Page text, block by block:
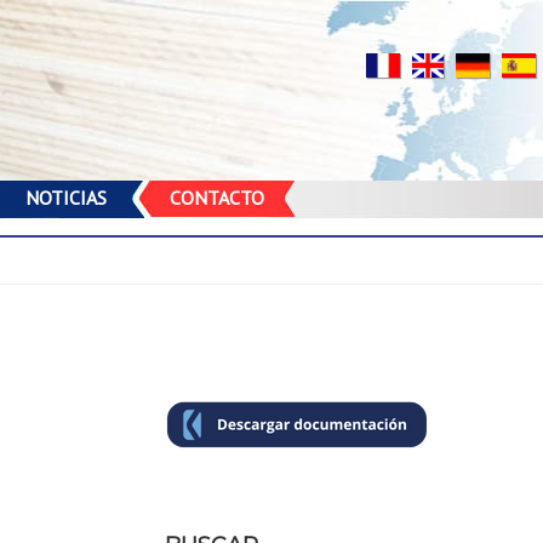
de
NOTICIAS CONTACTO